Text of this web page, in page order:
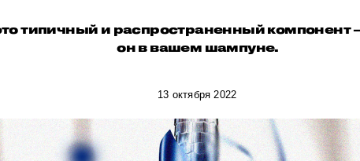
типичный и распространенный компонент
он в вашем шампуне.
13 октября 2022